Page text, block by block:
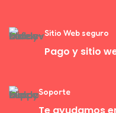
Sitio Web seguro
Pago y sitio
Soporte
Te ayudamos